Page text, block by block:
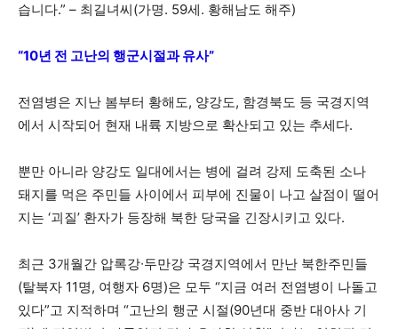
습니다.” – 최길녀씨(가명. 59세. 황해남도 해주)
“10년 전 고난의 행군시절과 유사”
전염병은 지난 봄부터 황해도, 양강도, 함경북도 등 국경지역
에서 시작되어 현재 내륙 지방으로 확산되고 있는 추세다.
뿐만 아니라 양강도 일대에서는 병에 걸려 강제 도축된 소나
돼지를 먹은 주민들 사이에서 피부에 진물이 나고 살점이 떨어
지는 ‘괴질’ 환자가 등장해 북한 당국을 긴장시키고 있다.
최근 3개월간 압록강∙두만강 국경지역에서 만난 북한주민들
(탈북자 11명, 여행자 6명)은 모두 “지금 여러 전염병이 나돌고
있다”고 지적하며 “고난의 행군 시절(90년대 중반 대아사 기